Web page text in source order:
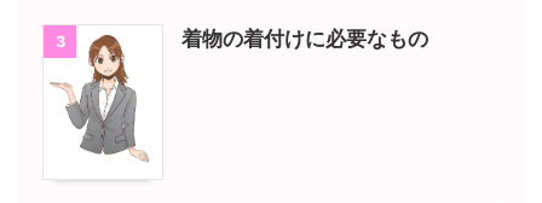
3 着物の着付けに必要なもの